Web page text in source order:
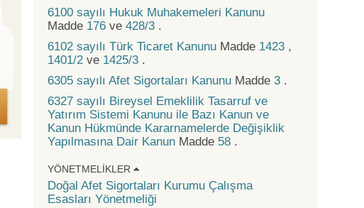
6100 sayılı Hukuk Muhakemeleri Kanunu
Madde 176 ve 428/3 .
6102 sayılı Türk Ticaret Kanunu Madde 1423 ,
1401/2 ve 1425/3 .
6305 sayılı Afet Sigortaları Kanunu Madde 3 .
6327 sayılı Bireysel Emeklilik Tasarruf ve
Yatırım Sistemi Kanunu ile Bazı Kanun ve
Kanun Hükmünde Kararnamelerde Değişiklik
Yapılmasına Dair Kanun Madde 58 .
YÖNETMELIKLER
Doğal Afet Sigortaları Kurumu Çalışma
Esasları Yönetmeliği